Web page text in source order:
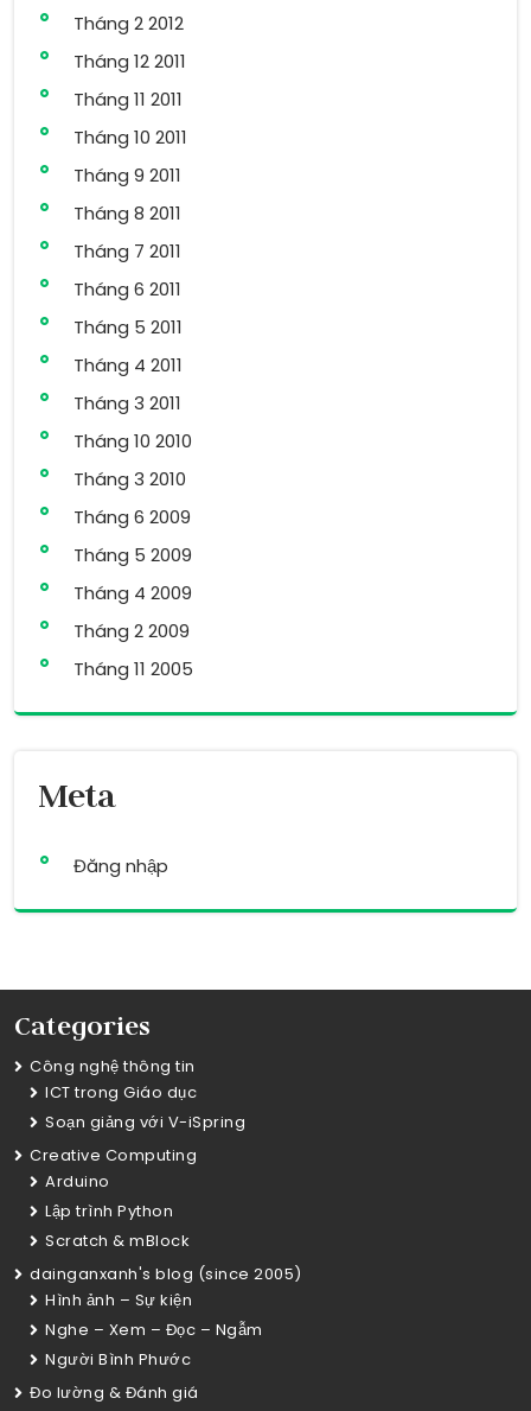
Tháng 2 2012
Tháng 12 2011
Tháng 11 2011
Tháng 10 2011
Tháng 9 2011
Tháng 8 2011
Tháng 7 2011
Tháng 6 2011
Tháng 5 2011
Tháng 4 2011
Tháng 3 2011
Tháng 10 2010
Tháng 3 2010
Tháng 6 2009
Tháng 5 2009
Tháng 4 2009
Tháng 2 2009
Tháng 11 2005
Meta
Đăng nhập
Categories
Công nghệ thông tin
ICT trong Giáo dục
Soạn giảng với V-iSpring
Creative Computing
Arduino
Lập trình Python
Scratch & mBlock
dainganxanh's blog (since 2005)
Hình ảnh – Sự kiện
Nghe – Xem – Đọc – Ngẫm
Người Bình Phước
Đo lường & Đánh giá